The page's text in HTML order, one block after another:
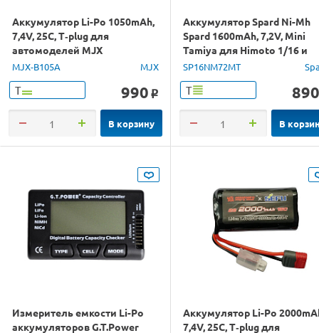
Аккумулятор Li-Po 1050mAh,
7,4V, 25C, T‐plug для
автомоделей MJX
16208/16209/16210
MJX-B105A MJX
Т 990 o
В корзину
Аккумулятор Spard Ni-Mh
Spard 1600mAh, 7,2V, Mini
Tamiya для Himoto 1/16 и
танков
SP16NM72MT
Т 890
В
Измеритель емкости Li-Po
аккумуляторов G.T.Power
Аккумулятор Li-Po
7,4V, 25C, T‐plug для